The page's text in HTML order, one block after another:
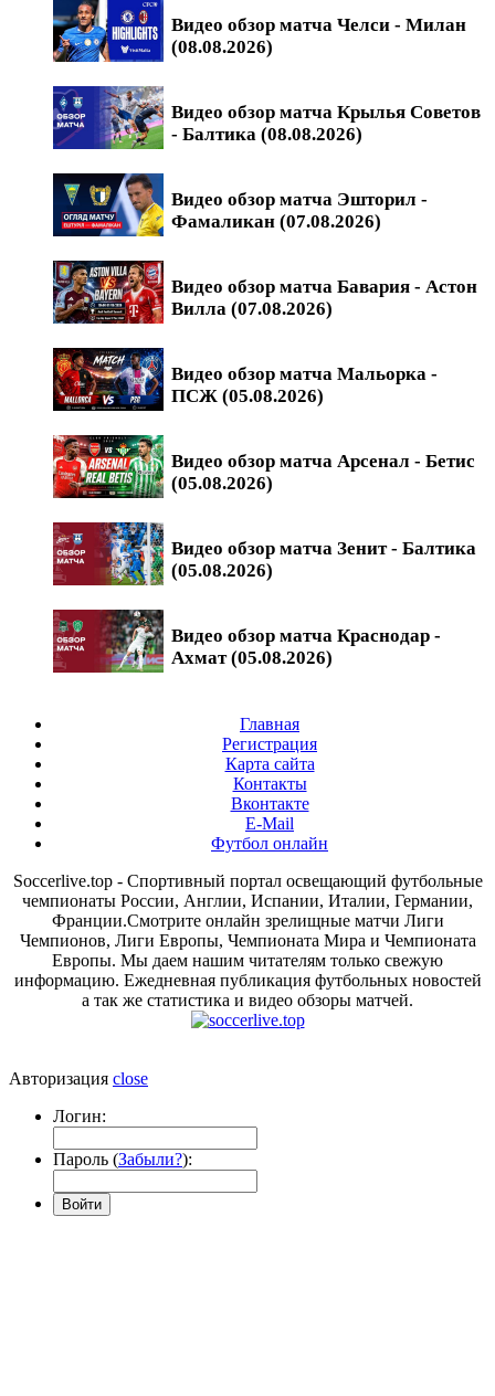
Видео обзор матча Челси - Милан
(08.08.2026)
Видео обзор матча Крылья Советов
- Балтика (08.08.2026)
Видео обзор матча Эшторил -
Фамаликан (07.08.2026)
Видео обзор матча Бавария - Астон
Вилла (07.08.2026)
Видео обзор матча Мальорка -
ПСЖ (05.08.2026)
Видео обзор матча Арсенал - Бетис
(05.08.2026)
Видео обзор матча Зенит - Балтика
(05.08.2026)
Видео обзор матча Краснодар -
Ахмат (05.08.2026)
Главная
Регистрация
Карта сайта
Контакты
Вконтакте
E-Mail
Футбол онлайн
Soccerlive.top - Спортивный портал освещающий футбольные
чемпионаты России, Англии, Испании, Италии, Германии,
Франции.Смотрите онлайн зрелищные матчи Лиги
Чемпионов, Лиги Европы, Чемпионата Мира и Чемпионата
Европы. Мы даем нашим читателям только свежую
информацию. Ежедневная публикация футбольных новостей
а так же статистика и видео обзоры матчей.
Авторизация close
Логин:
Пароль (Забыли?):
Войти